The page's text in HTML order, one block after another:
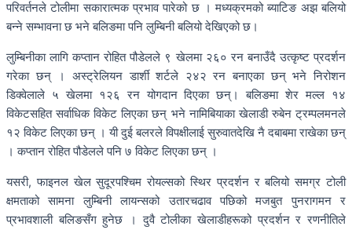
परिवर्तनले टोलीमा सकारात्मक प्रभाव पारेको छ । मध्यक्रमको ब्याटिङ अझ बलियो
बन्ने सम्भावना छ भने बलिङमा पनि लुम्बिनी बलियो देखिएको छ।
लुम्बिनीका लागि कप्तान रोहित पौडेलले ९ खेलमा २६० रन बनाउँदै उत्कृष्ट प्रदर्शन
गरेका छन् । अस्ट्रेलियन डार्शी शर्टले २४२ रन बनाएका छन् भने निरोशन
डिक्वेलाले ५ खेलमा १२६ रन योगदान दिएका छन्। बलिङमा शेर मल्ल १४
विकेटसहित सर्वाधिक विकेट लिएका छन् भने नामिबियाका खेलाडी रुबेन ट्रम्पलमनले
१२ विकेट लिएका छन् । यी दुई बलरले विपक्षीलाई सुरुवातदेखि नै दबाबमा राखेका छन्
। कप्तान रोहित पौडेलले पनि ७ विकेट लिएका छन् ।
यसरी, फाइनल खेल सुदूरपश्चिम रोयल्सको स्थिर प्रदर्शन र बलियो समग्र टोली
क्षमताको सामना लुम्बिनी लायन्सको उतारचढाव पछिको मजबुत पुनरागमन र
प्रभावशाली बलिङसँग हुनेछ । दुवै टोलीका खेलाडीहरूको प्रदर्शन र रणनीतिले